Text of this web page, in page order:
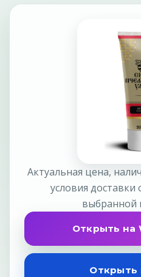
Актуальная цена,
условия
выбранной
Открыть на
Открыть